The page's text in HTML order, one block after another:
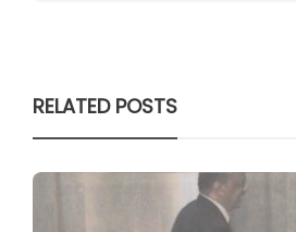
RELATED POSTS